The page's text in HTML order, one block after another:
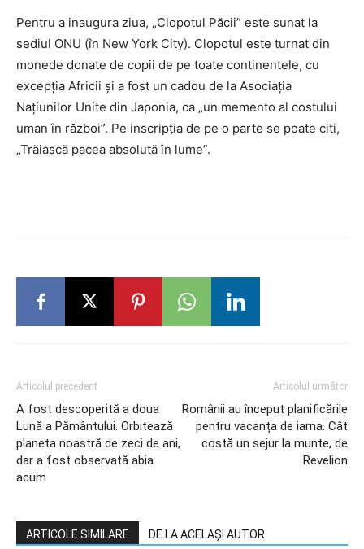
Pentru a inaugura ziua, „Clopotul Păcii” este sunat la
sediul ONU (în New York City). Clopotul este turnat din
monede donate de copii de pe toate continentele, cu
excepția Africii și a fost un cadou de la Asociația
Națiunilor Unite din Japonia, ca „un memento al costului
uman în război”. Pe inscripția de pe o parte se poate citi,
„Trăiască pacea absolută în lume”.
Articolul precedent
A fost descoperită a doua
Lună a Pământului. Orbitează
planeta noastră de zeci de ani,
dar a fost observată abia
acum
Articolul următor
Românii au început planificările
pentru vacanța de iarna. Cât
costă un sejur la munte, de
Revelion
ARTICOLE SIMILARE DE LA ACELAȘI AUTOR